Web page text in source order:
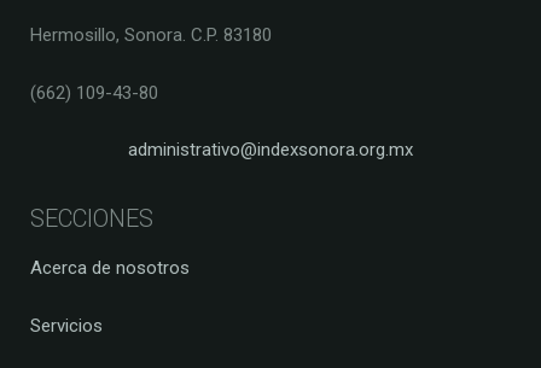
Hermosillo, Sonora. C.P. 83180
(662) 109-43-80
administrativo@indexsonora.org.mx
SECCIONES
Acerca de nosotros
Servicios